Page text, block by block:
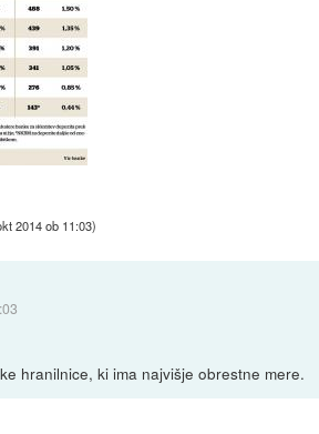
2014 ob 11:03)
hranilnice, ki ima najvišje obrestne mere.